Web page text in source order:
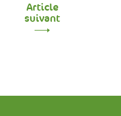
Article
suivant